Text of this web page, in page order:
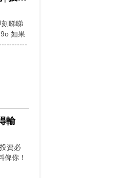
睇睇
如果
輸
資必
你！